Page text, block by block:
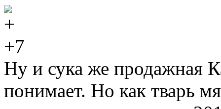
+7
Ну и сука же продажная
понимает. Но как тварь